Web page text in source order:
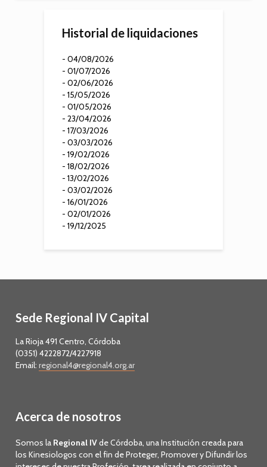
Historial de liquidaciones
- 04/08/2026
- 01/07/2026
- 02/06/2026
- 15/05/2026
- 01/05/2026
- 23/04/2026
- 17/03/2026
- 03/03/2026
- 19/02/2026
- 18/02/2026
- 13/02/2026
- 03/02/2026
- 16/01/2026
- 02/01/2026
- 19/12/2025
Sede Regional IV Capital
La Rioja 491 Centro, Córdoba
(0351) 4222872/4227918
Email:regional4@regional4.org.ar
Acerca de nosotros
Somos la Regional IVde Córdoba, una Institución creada para
los Kinesiologos con el fin de Proteger, Promover y Difundir los